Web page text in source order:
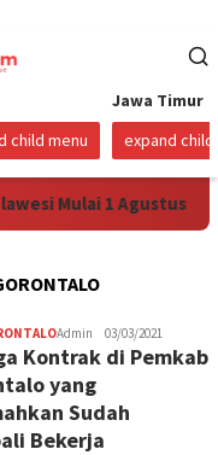
child menu
Jawa Timur
expand child
Mulai 1 Agustus
Admin 03/03/2021
Kontrak di Pemkab
yang
Sudah
Bekerja